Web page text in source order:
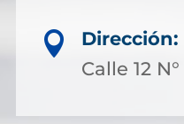

Dirección:
Calle 12